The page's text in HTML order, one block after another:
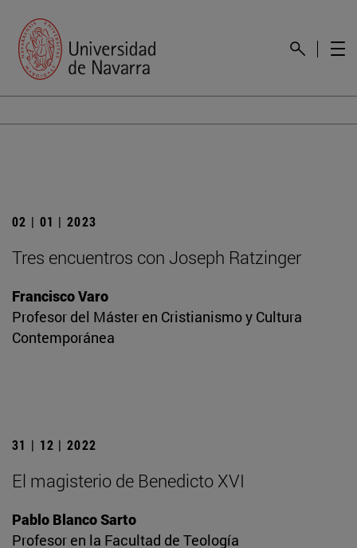
02 | 01 | 2023
Tres encuentros con Joseph Ratzinger
Francisco Varo
Profesor del Máster en Cristianismo y Cultura
Contemporánea
31 | 12 | 2022
El magisterio de Benedicto XVI
Pablo Blanco Sarto
Profesor en la Facultad de Teología